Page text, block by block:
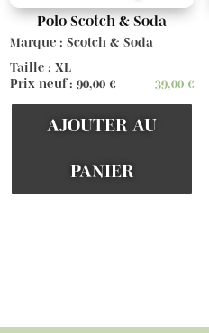
Polo Scotch & Soda
Marque : Scotch & Soda
Taille : XL
Prix neuf :90,00€ 39,00€
AJOUTER AU
PANIER